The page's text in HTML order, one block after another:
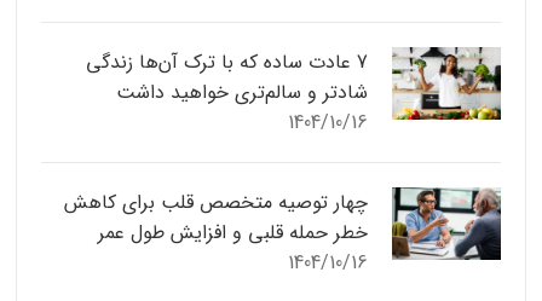
7 عادت ساده که با ترک آن‌ها زندگی
شادتر و سالم‌تری خواهید داشت
1404/10/16
چهار توصیه متخصص قلب برای کاهش
خطر حمله قلبی و افزایش طول عمر
1404/10/16